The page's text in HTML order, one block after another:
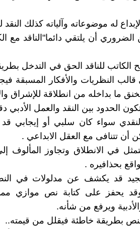
له موضوعاته وآلياته كذلك
أن يلتقي دائما"الناقد مع
الكاتب للناقد الحق في التدخل
قالب النظريات والأفكار المسبقة
ما بداخله من انطلاقة للإشراق
تكون الحدود بين النقد والعمل
سواء كان سلبي أو إيجابي
أن تتنافى مع العقل الابداعي .
يتمثل في الانطلاق وتجاوز المألوف
بحذافيره .
قد يكشف عن مدلولات في النص
يحفز على كتابة نص موازي مما
ويرفع من شأنه.
بطريقة خاطئة فيقلل من قيمته..